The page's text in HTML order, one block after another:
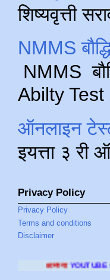
शिष्यवृत्ती
NMMS
NMMS
Abilty Test
ऑनलाइन
इयत्ता ३ री
Privacy Policy
Privacy Policy
Terms and conditions
Disclaimer
CHANNELला भेट